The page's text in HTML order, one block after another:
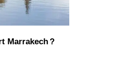
Marrakech ?